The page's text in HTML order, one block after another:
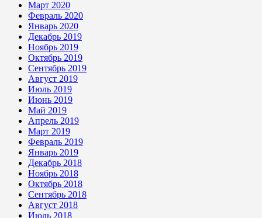
Март 2020
Февраль 2020
Январь 2020
Декабрь 2019
Ноябрь 2019
Октябрь 2019
Сентябрь 2019
Август 2019
Июль 2019
Июнь 2019
Май 2019
Апрель 2019
Март 2019
Февраль 2019
Январь 2019
Декабрь 2018
Ноябрь 2018
Октябрь 2018
Сентябрь 2018
Август 2018
Июль 2018